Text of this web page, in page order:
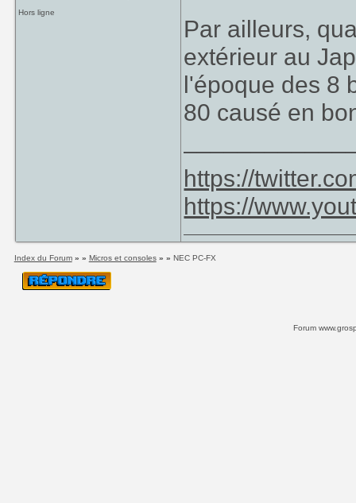
Hors ligne
Par ailleurs,
extérieur au
l'époque des 8
80 causé en
https://
https://
Index du Forum» » Micros et consoles» » NEC PC-FX
Forum